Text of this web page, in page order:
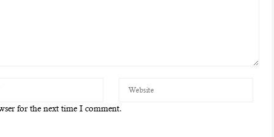
for the next time I comment.